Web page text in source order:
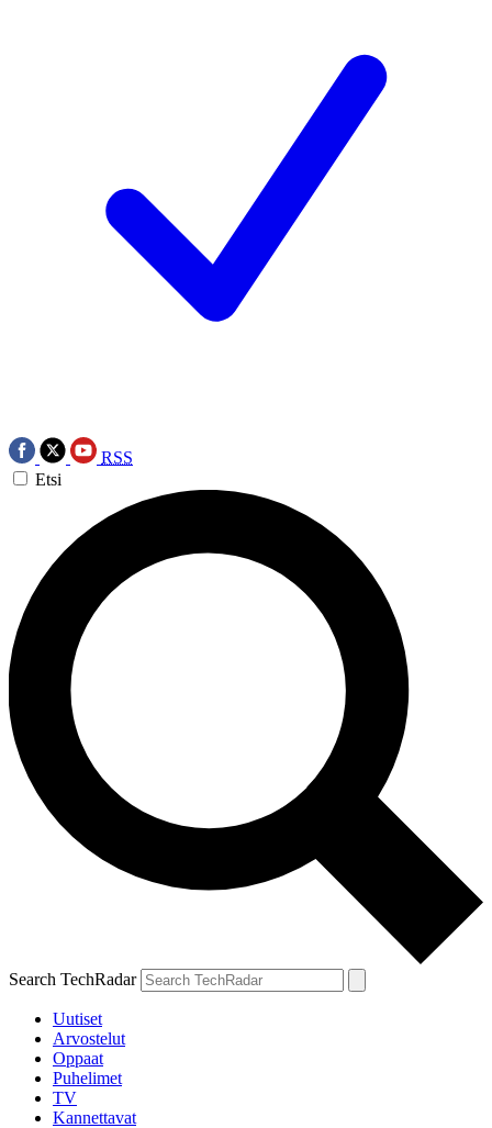
RSS
Etsi
Search TechRadar
Uutiset
Arvostelut
Oppaat
Puhelimet
TV
Kannettavat